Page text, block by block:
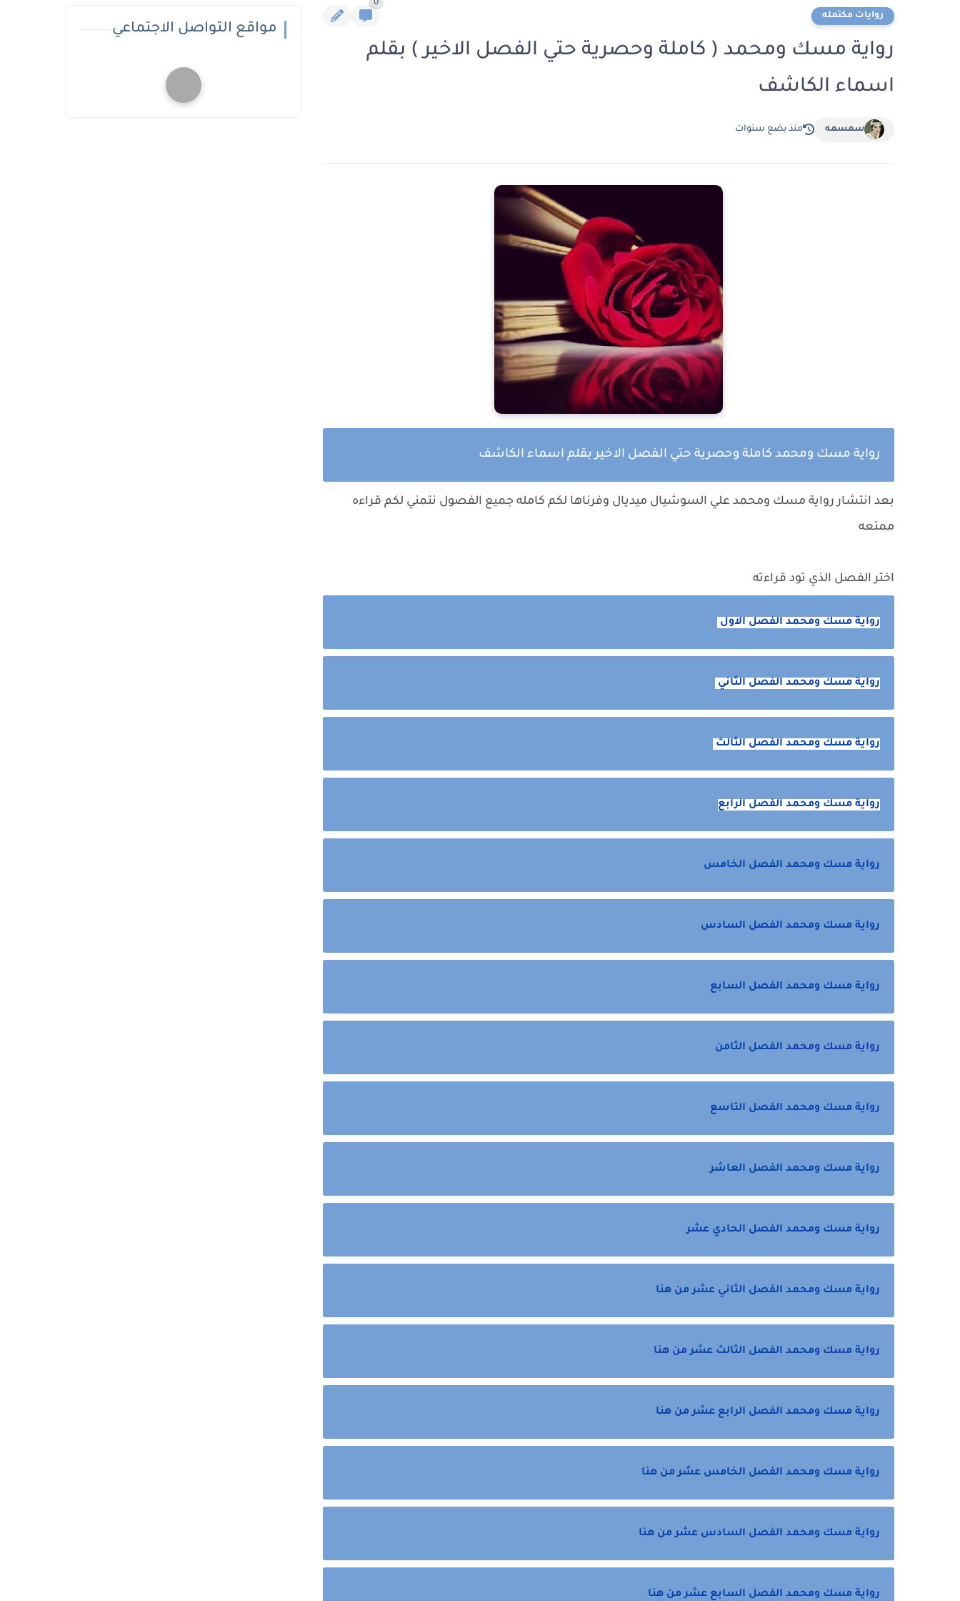
روايات مكتمله
0
رواية مسك ومحمد ( كاملة وحصرية حتي الفصل الاخير ) بقلم
اسماء الكاشف
سمسمه منذ بضع سنوات
رواية مسك ومحمد كاملة وحصرية حتي الفصل الاخير بقلم اسماء الكاشف
بعد انتشاررواية مسك ومحمد علي السوشيال ميديال وفرناها لكم كامله جميع الفصول نتمني لكم قراءه
ممتعه
اختر الفصل الذي تود قراءته
رواية مسك ومحمد الفصل الاول
رواية مسك ومحمد الفصل الثاني
رواية مسك ومحمد الفصل الثالث
رواية مسك ومحمد الفصل الرابع
رواية مسك ومحمد الفصل الخامس
رواية مسك ومحمد الفصل السادس
رواية مسك ومحمد الفصل السابع
رواية مسك ومحمد الفصل الثامن
رواية مسك ومحمد الفصل التاسع
رواية مسك ومحمد الفصل العاشر
رواية مسك ومحمد الفصل الحادي عشر
رواية مسك ومحمد الفصل الثاني عشر من هنا
رواية مسك ومحمد الفصل الثالث عشر من هنا
رواية مسك ومحمد الفصل الرابع عشر من هنا
رواية مسك ومحمد الفصل الخامس عشر من هنا
رواية مسك ومحمد الفصل السادس عشر من هنا
رواية مسك ومحمد الفصل السابع عشر من هنا
مواقع التواصل الاجتماعي